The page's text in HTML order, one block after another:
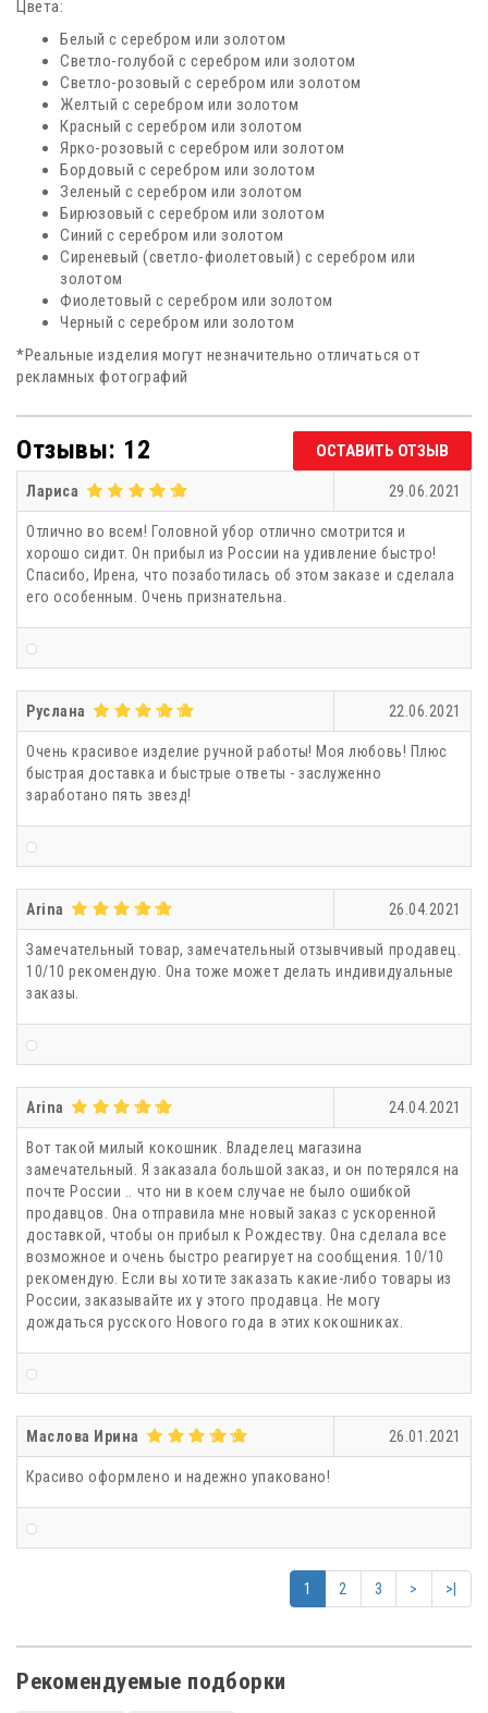
Цвета:
Белый с серебром или золотом
Светло-голубой с серебром или золотом
Светло-розовый с серебром или золотом
Желтый с серебром или золотом
Красный с серебром или золотом
Ярко-розовый с серебром или золотом
Бордовый с серебром или золотом
Зеленый с серебром или золотом
Бирюзовый с серебром или золотом
Синий с серебром или золотом
Сиреневый (светло-фиолетовый) с серебром или
золотом
Фиолетовый с серебром или золотом
Черный с серебром или золотом
*Реальные изделия могут незначительно отличаться от
рекламных фотографий
Отзывы: 12 ОСТАВИТЬ ОТЗЫВ
Лариса 29.06.2021
Отлично во всем! Головной убор отлично смотрится и
хорошо сидит. Он прибыл из России на удивление быстро!
Спасибо, Ирена, что позаботилась об этом заказе и сделала
его особенным. Очень признательна.
Руслана 22.06.2021
Очень красивое изделие ручной работы! Моя любовь! Плюс
быстрая доставка и быстрые ответы - заслуженно
заработано пять звезд!
Arina 26.04.2021
Замечательный товар, замечательный отзывчивый продавец.
10/10 рекомендую. Она тоже может делать индивидуальные
заказы.
Arina 24.04.2021
Вот такой милый кокошник. Владелец магазина
замечательный. Я заказала большой заказ, и он потерялся на
почте России .. что ни в коем случае не было ошибкой
продавцов. Она отправила мне новый заказ с ускоренной
доставкой, чтобы он прибыл к Рождеству. Она сделала все
возможное и очень быстро реагирует на сообщения. 10/10
рекомендую. Если вы хотите заказать какие-либо товары из
России, заказывайте их у этого продавца. Не могу
дождаться русского Нового года в этих кокошниках.
Маслова Ирина 26.01.2021
Красиво оформлено и надежно упаковано!
1 2 3 > >|
Рекомендуемые подборки